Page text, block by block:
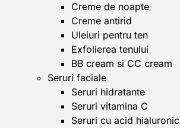
Creme de noapte
Creme antirid
Uleiuri pentru ten
Exfolierea tenului
BB cream si CC cream
Seruri faciale
Seruri hidratante
Seruri vitamina C
Seruri cu acid hialuronic